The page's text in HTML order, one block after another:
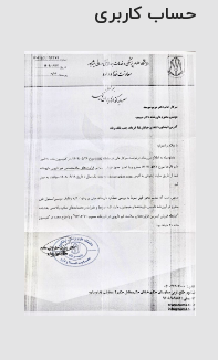
حساب کاربری